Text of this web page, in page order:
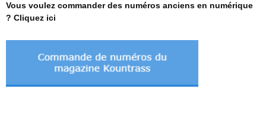
Vous voulez commander des numéros anciens en numérique
? Cliquez ici